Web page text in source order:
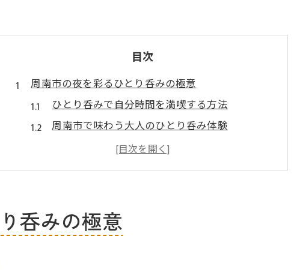
目次
周南市の夜を彩るひとり呑みの極意
ひとり呑みで自分時間を満喫する方法
周南市で味わう大人のひとり呑み体験
気軽に立ち寄れるひとり呑みの魅力とは
地元食材を活かしたひとり呑みの楽しみ
地元食材と楽しむ新感覚ひとり呑み
旬の地元食材でひとり呑みを堪能する
呑みの極意